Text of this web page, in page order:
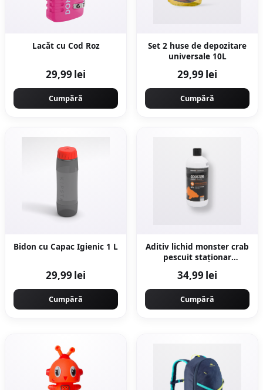
Lacăt cu Cod Roz
29,99 lei
Cumpără
Set 2 huse de depozitare
universale 10L
29,99 lei
Cumpără
Bidon cu Capac Igienic 1 L
29,99 lei
Cumpără
Aditiv lichid monster crab
pescuit staționar
34,99 lei
Cumpără